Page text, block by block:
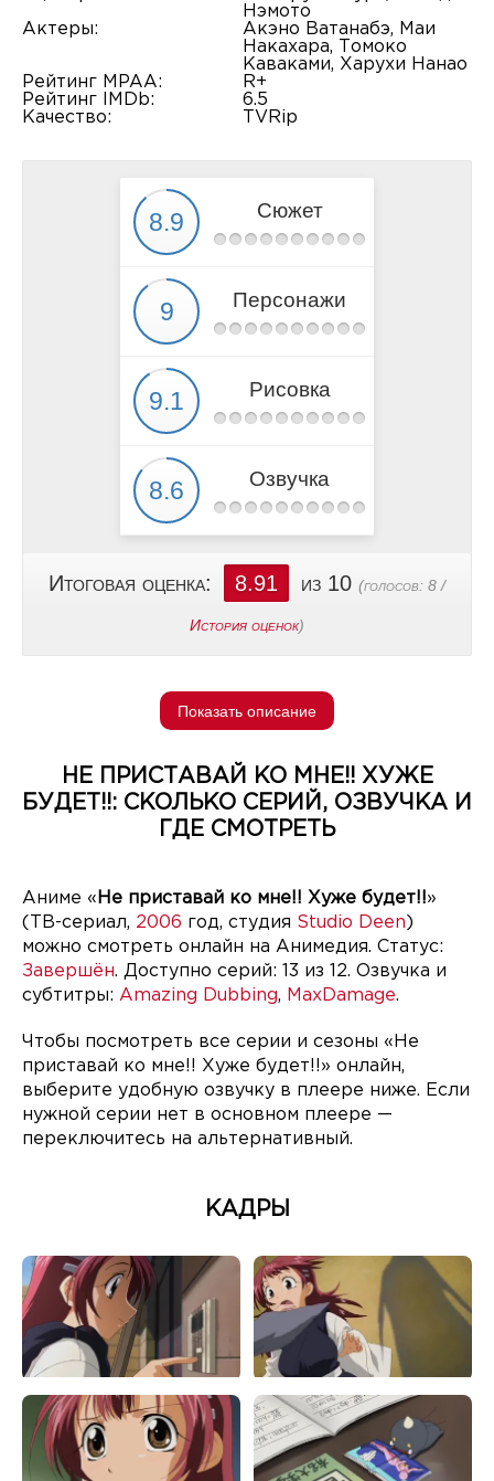
Нэмото
Актеры:
Акэно Ватанабэ, Маи
Накахара, Томоко
Каваками, Харухи Нанао
Рейтинг MPAA:
R+
Рейтинг IMDb:
6.5
Качество:
TVRip
Сюжет
Персонажи
Рисовка
Озвучка
Итоговая оценка: 8.91 из 10 (голосов: 8 /
История оценок)
Показать описание
НЕ ПРИСТАВАЙ КО МНЕ!! ХУЖЕ
БУДЕТ!!: СКОЛЬКО СЕРИЙ, ОЗВУЧКА И
ГДЕ СМОТРЕТЬ
Аниме « Не приставай ко мне!! Хуже будет!!»
(ТВ-сериал, 2006 год, студия Studio Deen )
можно смотреть онлайн на Анимедия. Статус:
Завершён. Доступно серий: 13 из 12. Озвучка и
субтитры: Amazing Dubbing, MaxDamage.
Чтобы посмотреть все серии и сезоны «Не
приставай ко мне!! Хуже будет!!» онлайн,
выберите удобную озвучку в плеере ниже. Если
нужной серии нет в основном плеере —
переключитесь на альтернативный.
КАДРЫ